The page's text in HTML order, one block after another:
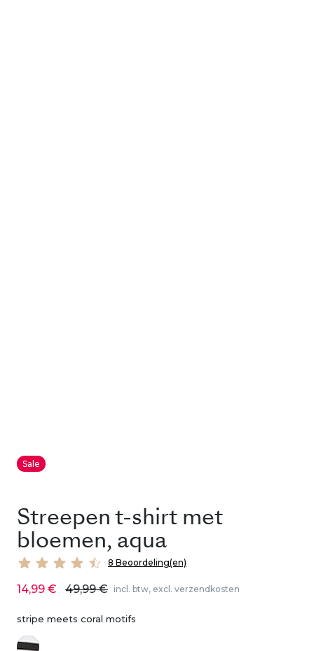
Sale
Streepen t-shirt met
bloemen, aqua
8 Beoordeling(en)
14,99 € 49,99 € incl. btw, excl. verzendkosten
stripe meets coral motifs